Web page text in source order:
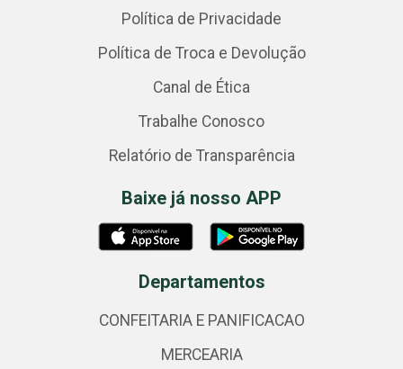
Política de Privacidade
Política de Troca e Devolução
Canal de Ética
Trabalhe Conosco
Relatório de Transparência
Baixe já nosso APP
Departamentos
CONFEITARIA E PANIFICACAO
MERCEARIA